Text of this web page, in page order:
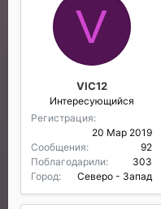
V
VIC12
Интересующийся
Регистрация
20 Мар 2019
Сообщения
92
Поблагодарили
303
Город
Северо - Запад